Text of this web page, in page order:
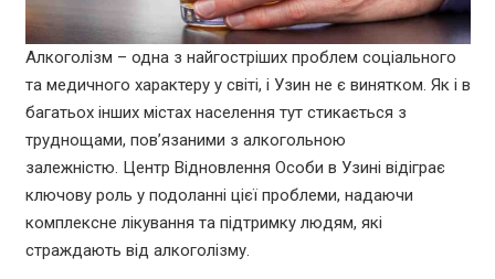
Алкоголізм – одна з найгостріших проблем соціального
та медичного характеру у світі, і Узин не є винятком. Як і в
багатьох інших містах населення тут стикається з
труднощами, пов’язаними з алкогольною
залежністю. Центр Відновлення Особи в Узині відіграє
ключову роль у подоланні цієї проблеми, надаючи
комплексне лікування та підтримку людям, які
страждають від алкоголізму.